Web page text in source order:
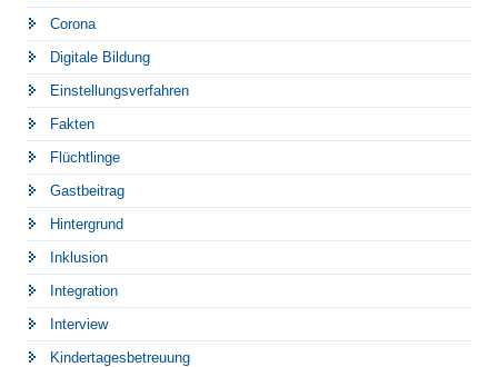
Corona
Digitale Bildung
Einstellungsverfahren
Fakten
Flüchtlinge
Gastbeitrag
Hintergrund
Inklusion
Integration
Interview
Kindertagesbetreuung